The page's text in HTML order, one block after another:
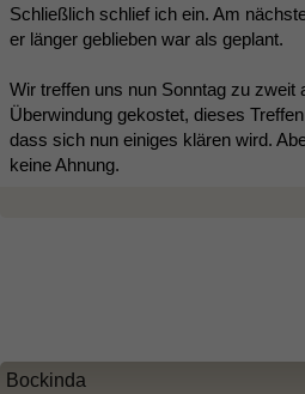
Schließlich schlief ich ein. Am
er länger geblieben war als geplant.
Wir treffen uns nun Sonntag zu zweit
Überwindung gekostet, dieses
dass sich nun einiges klären wird.
keine Ahnung.
Bockinda